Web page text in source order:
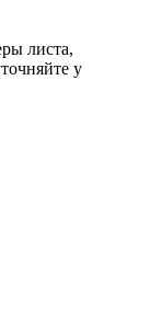
листа,
у